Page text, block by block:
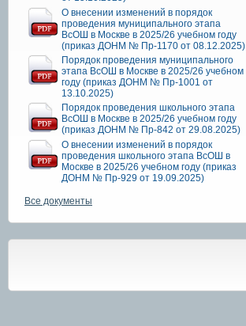
О внесении изменений в порядок
проведения муниципального этапа
ВсОШ в Москве в 2025/26 учебном году
(приказ ДОНМ № Пр-1170 от 08.12.2025)
Порядок проведения муниципального
этапа ВсОШ в Москве в 2025/26 учебном
году (приказ ДОНМ № Пр-1001 от
13.10.2025)
Порядок проведения школьного этапа
ВсОШ в Москве в 2025/26 учебном году
(приказ ДОНМ № Пр-842 от 29.08.2025)
О внесении изменений в порядок
проведения школьного этапа ВсОШ в
Москве в 2025/26 учебном году (приказ
ДОНМ № Пр-929 от 19.09.2025)
Все документы